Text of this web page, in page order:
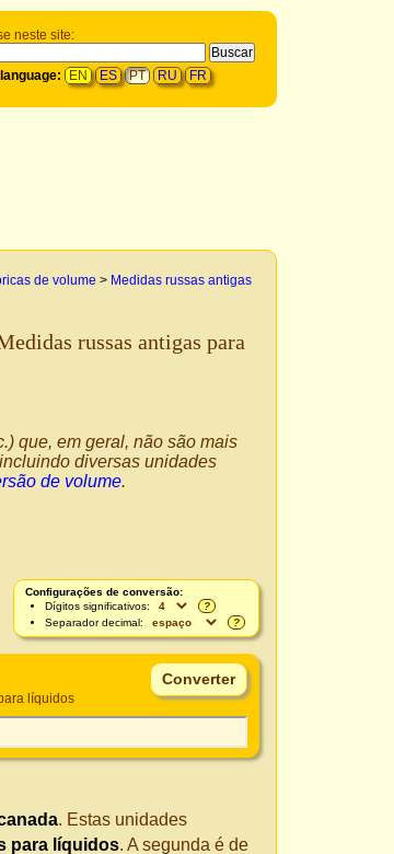
neste site:
EN ES PT RU FR
de volume > Medidas russas antigas
russas antigas para
que, em geral, não são mais
diversas unidades
de volume.
Configurações de conversão:
Dígitos significativos:
?
Separador decimal:
?
líquidos
. Estas unidades
para líquidos. A segunda é de